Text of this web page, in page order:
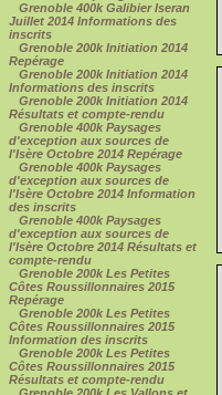
Grenoble 400k Galibier Iseran
Juillet 2014 Informations des
inscrits
Grenoble 200k Initiation 2014
Repérage
Grenoble 200k Initiation 2014
Informations des inscrits
Grenoble 200k Initiation 2014
Résultats et compte-rendu
Grenoble 400k Paysages
d'exception aux sources de
l'Isère Octobre 2014 Repérage
Grenoble 400k Paysages
d'exception aux sources de
l'Isère Octobre 2014 Information
des inscrits
Grenoble 400k Paysages
d'exception aux sources de
l'Isère Octobre 2014 Résultats et
compte-rendu
Grenoble 200k Les Petites
Côtes Roussillonnaires 2015
Repérage
Grenoble 200k Les Petites
Côtes Roussillonnaires 2015
Information des inscrits
Grenoble 200k Les Petites
Côtes Roussillonnaires 2015
Résultats et compte-rendu